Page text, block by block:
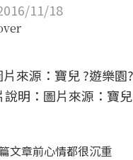
11/18
說明：圖片來源：
文章前心情都很沉重